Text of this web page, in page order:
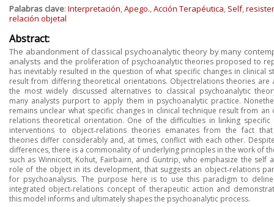
Palabras clave: Interpretación,Apego.,Acción Terapéutica, Self,
relación objetal
Abstract:
The abandonment of classical psychoanalytic theory by many
analysts and the proliferation of psychoanalytic theories proposed to
has inevitably resulted in the question of what specific changes in clinical
result from differing theoretical orientations. Objectrelationstheories are
the most widely discussed alternatives to classical psychoanalytic
many analysts purport to apply them in psychoanalytic practice.
remains unclear what specific changes in clinical technique result from an
relations theoretical orientation. One of the difficulties in linking specific
interventions to object‐relations theories emanates from the fact
theories differ considerably and, at times, conflict with each other.
differences, there is a commonality of underlying principles in the work of
such as Winnicott, Kohut, Fairbairn, and Guntrip, who emphasize the self
role of the object in its development, that suggests an object‐relations
for psychoanalysis. The purpose here is to use this paradigm to
integrated object‐relations concept of therapeutic action and
this model informs and ultimately shapes the psychoanalytic process.